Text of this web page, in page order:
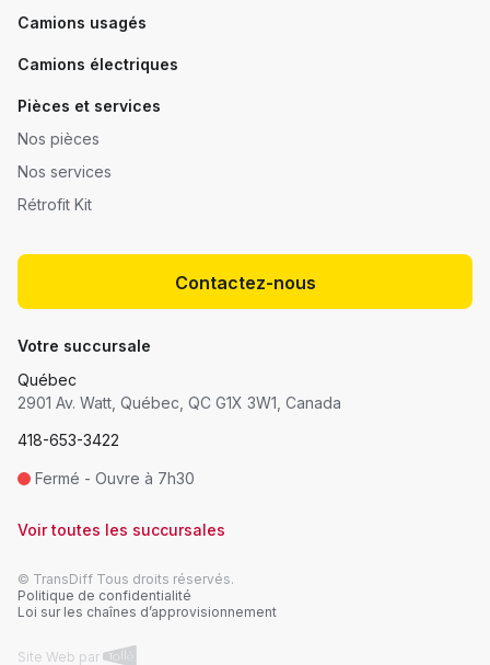
Camions usagés
Camions électriques
Pièces et services
Nos pièces
Nos services
Rétrofit Kit
Contactez-nous
Votre succursale
Québec
2901 Av. Watt, Québec, QC G1X 3W1, Canada
418-653-3422
Fermé - Ouvre à 7h30
Voir toutes les succursales
© TransDiff Tous droits réservés.
Politique de confidentialité
Loi sur les chaînes d’approvisionnement
Site Web par